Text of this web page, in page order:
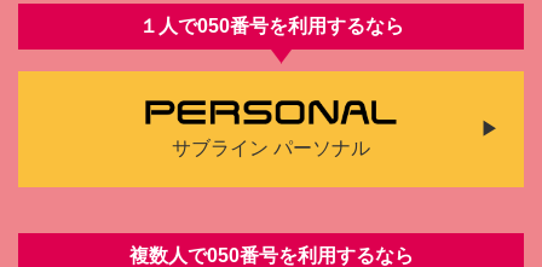
１人で050番号を利⽤するなら
サブライン パーソナル
複数人で050番号を利⽤するなら